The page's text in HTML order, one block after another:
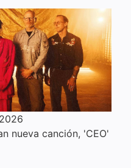
nueva canción, 'CEO'